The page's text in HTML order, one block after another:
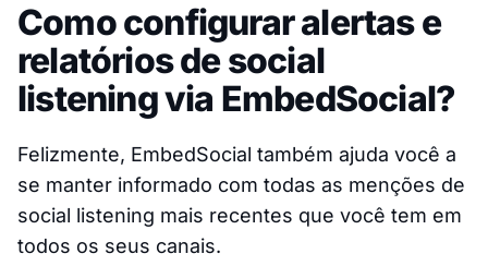
Como configurar alertas e
relatórios de social
listening via EmbedSocial?
Felizmente, EmbedSocial também ajuda você a
se manter informado com todas as menções de
social listening mais recentes que você tem em
todos os seus canais.